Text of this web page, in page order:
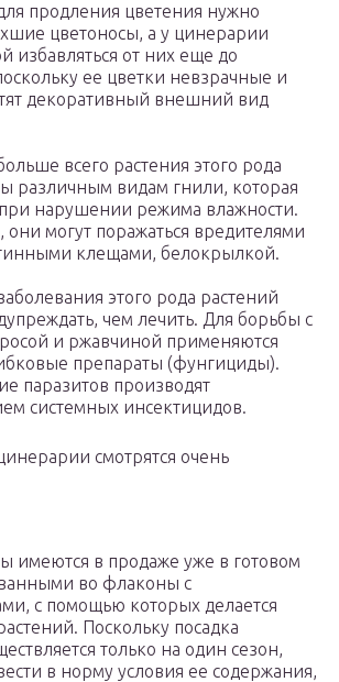
продления цветения нужно
цветоносы, а у цинерарии
избавляться от них еще до
ее цветки невзрачные и
декоративный внешний вид
всего растения этого рода
различным видам гнили, которая
нарушении режима влажности.
они могут поражаться вредителями
клещами, белокрылкой.
этого рода растений
чем лечить. Для борьбы с
и ржавчиной применяются
препараты (фунгициды).
паразитов производят
системных инсектицидов.
смотрятся очень
имеются в продаже уже в готовом
во флаконы с
с помощью которых делается
Поскольку посадка
только на один сезон,
в норму условия ее содержания,